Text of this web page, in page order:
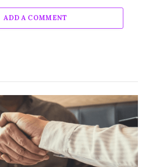
ADD A COMMENT